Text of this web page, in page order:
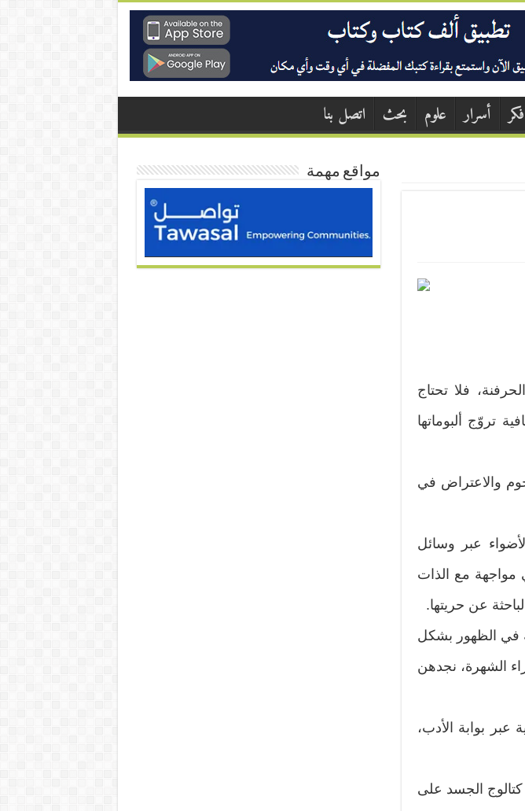
فكر أسرار علوم بحث اتصل بنا
فلا تحتاج
تروّج ألبوماتها
والاعتراض في
عبر وسائل
مواجهة مع الذات
عن حريتها.
في الظهور بشكل
الشهرة، نجدهن
عبر بوابة الأدب،
كتالوج الجسد على
مواقع مهمة